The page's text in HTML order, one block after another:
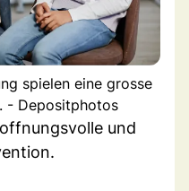
spielen eine grosse
- Depositphotos
und